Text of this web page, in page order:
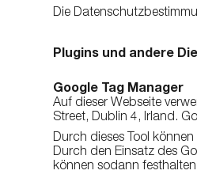
Die
Plugins und andere
Google Tag Manager
Auf dieser Webseite
Street, Dublin 4, Irland.
Durch dieses Tool
Durch den Einsatz des
können sodann